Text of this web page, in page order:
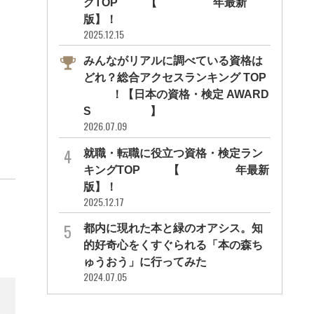
版】！
2025.12.15
みんながリアルに調べている資格は
どれ？総合アクセスランキング TOP
10！【日本の資格・検定 AWARD
S 2026】
2026.07.09
就職・転職に役立つ資格・検定ラン
キングTOP30【2026年最新
版】！
2025.12.17
都内に現れた本と緑のオアシス。知
的好奇心をくすぐられる「本の森ち
ゅうおう」に行ってみた
2024.07.05